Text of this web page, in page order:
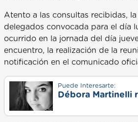
Atento a las consultas recibidas,
delegados convocada para el día
ocurrido en la jornada del día
encuentro, la realización de la
notificación en el comunicado
Puede Interesarte:
Débora Martinelli